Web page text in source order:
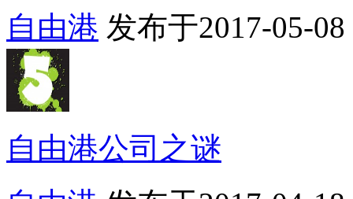
自由港 发布于2017-05-08
自由港公司之谜